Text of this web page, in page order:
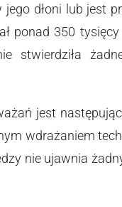
jego dłoni lub
ponad 350
stwierdziła
jest
wdrażaniem
nie ujawnia